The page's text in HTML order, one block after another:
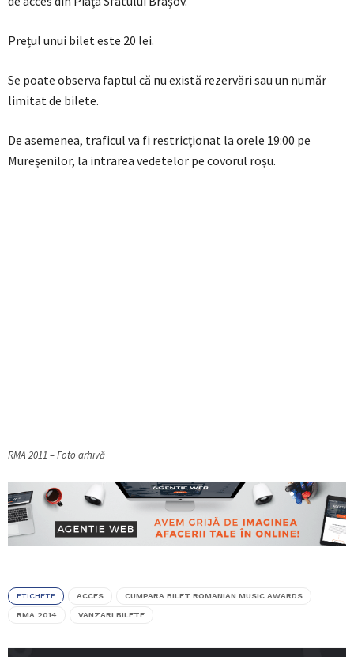
Prețul unui bilet este 20 lei.
Se poate observa faptul că nu există rezervări sau un număr
limitat de bilete.
De asemenea, traficul va fi restricționat la orele 19:00 pe
Mureșenilor, la intrarea vedetelor pe covorul roșu.
RMA 2011 – Foto arhivă
ETICHETE ACCES CUMPARA BILET ROMANIAN MUSIC AWARDS
RMA 2014 VANZARI BILETE